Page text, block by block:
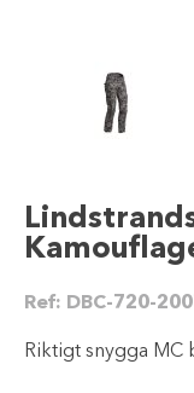
Ref: DBC-720-
Riktigt snygga MC